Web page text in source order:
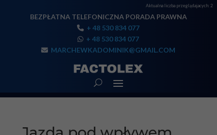
Aktualna liczba przeglądajacych: 2
BEZPŁATNA TELEFONICZNA PORADA PRAWNA
+ 48 530 834 077
+ 48 530 834 077
MARCHEWKADOMINIK@GMAIL.COM